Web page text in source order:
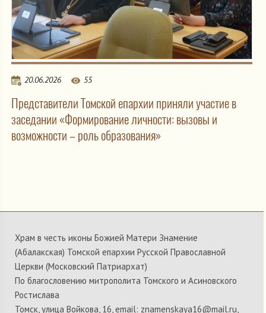
20.06.2026 55
Представители Томской епархии приняли участие в
заседании «Формирование личности: вызовы и
возможности – роль образования»
Храм в честь иконы Божией Матери Знамение
(Абалакская) Томской епархии Русской Православной
Церкви (Московский Патриархат)
По благословению митрополита Томского и Асиновского
Ростислава
Томск, улица Войкова, 16, email: znamenskaya16@mail.ru,